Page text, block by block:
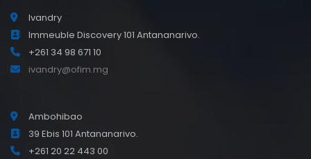
Ivandry
Immeuble Discovery 101 Antananarivo.
+261 34 98 671 10
ivandry@ofim.mg
Ambohibao
39 Ebis 101 Antananarivo.
+261 20 22 443 00